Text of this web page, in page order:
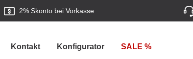
2% Skonto bei Vorkasse
Kontakt Konfigurator SALE %